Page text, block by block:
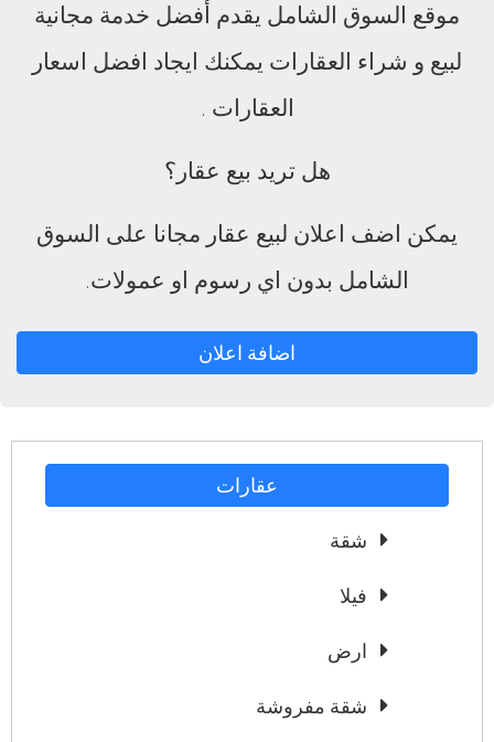
موقع السوق الشامل يقدم أفضل خدمة مجانية
لبيع و شراء العقارات يمكنك ايجاد افضل اسعار
العقارات .
هل تريد بيع عقار؟
يمكن اضف اعلان لبيع عقار مجانا على السوق
الشامل بدون اي رسوم او عمولات.
اضافة اعلان
عقارات
شقة
فيلا
ارض
شقة مفروشة